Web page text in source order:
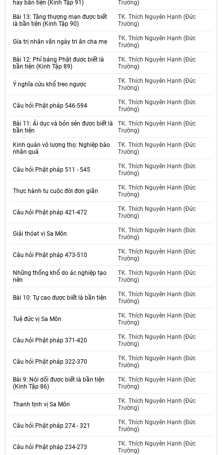
hay bần tiện (Kinh Tập 91) Trường)
Bài 13: Tăng thượng mạn được biết
là bần tiện (Kinh Tập 90)
TK. Thích Nguyên Hạnh (Đức
Trường)
Gía trị nhân văn ngày tri ân cha mẹ
TK. Thích Nguyên Hạnh (Đức
Trường)
Bài 12: Phỉ báng Phật được biết là
bần tiện (Kinh Tập 89)
TK. Thích Nguyên Hạnh (Đức
Trường)
Ý nghĩa cứu khổ treo ngược
TK. Thích Nguyên Hạnh (Đức
Trường)
Câu hỏi Phật pháp 546-594
TK. Thích Nguyên Hạnh (Đức
Trường)
Bài 11: Ái dục và bỏn sẻn được biết là
bần tiện
TK. Thích Nguyên Hạnh (Đức
Trường)
Kinh quán vô lượng thọ: Nghiệp báo
nhân quả
TK. Thích Nguyên Hạnh (Đức
Trường)
Câu hỏi Phật pháp 511 - 545
TK. Thích Nguyên Hạnh (Đức
Trường)
Thực hành tu cuộc đời đơn giãn
TK. Thích Nguyên Hạnh (Đức
Trường)
Câu hỏi Phật pháp 421-472
TK. Thích Nguyên Hạnh (Đức
Trường)
Giải thóat vị Sa Môn
TK. Thích Nguyên Hạnh (Đức
Trường)
Câu hỏi Phật pháp 473-510
TK. Thích Nguyên Hạnh (Đức
Trường)
Những thống khổ do ác nghiệp tạo
nên
TK. Thích Nguyên Hạnh (Đức
Trường)
Bài 10: Tự cao được biết là bần tiện
TK. Thích Nguyên Hạnh (Đức
Trường)
Tuệ đức vị Sa Môn
TK. Thích Nguyên Hạnh (Đức
Trường)
Câu hỏi Phật pháp 371-420
TK. Thích Nguyên Hạnh (Đức
Trường)
Câu hỏi Phật pháp 322-370
TK. Thích Nguyên Hạnh (Đức
Trường)
Bài 9: Nói dối được biết là bần tiện
(Kinh Tập 86)
TK. Thích Nguyên Hạnh (Đức
Trường)
Thanh tịnh vị Sa Môn
TK. Thích Nguyên Hạnh (Đức
Trường)
Câu hỏi Phật pháp 274 - 321
TK. Thích Nguyên Hạnh (Đức
Trường)
Câu hỏi Phật pháp 234-273
TK. Thích Nguyên Hạnh (Đức
Trường)